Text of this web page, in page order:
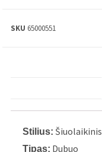
SKU 65000551
Stilius: Šiuolaikinis
Tipas: Dubuo